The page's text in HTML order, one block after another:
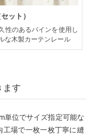
ット）
性のあるパインを使用し
な木製カーテンレール
ます
単位でサイズ指定可能な
工場で一枚一枚丁寧に縫